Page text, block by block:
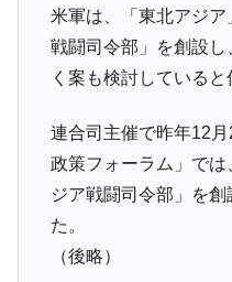
米軍は、「東北アジ
戦闘司令部」を創設
く案も検討していると
連合司主催で昨年12
政策フォーラム」で
ジア戦闘司令部」を
た。
（後略）